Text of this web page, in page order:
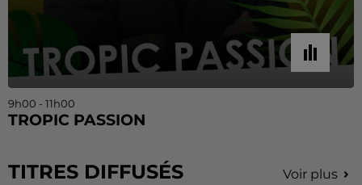
9h00 - 11h00
TROPIC PASSION
TITRES DIFFUSÉS Voir plus